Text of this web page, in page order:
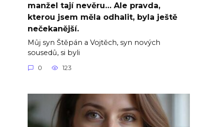
manžel tají nevěru… Ale pravda,
kterou jsem měla odhalit, byla ještě
nečekanější.
Můj syn Štěpán a Vojtěch, syn nových
sousedů, si byli
0 123